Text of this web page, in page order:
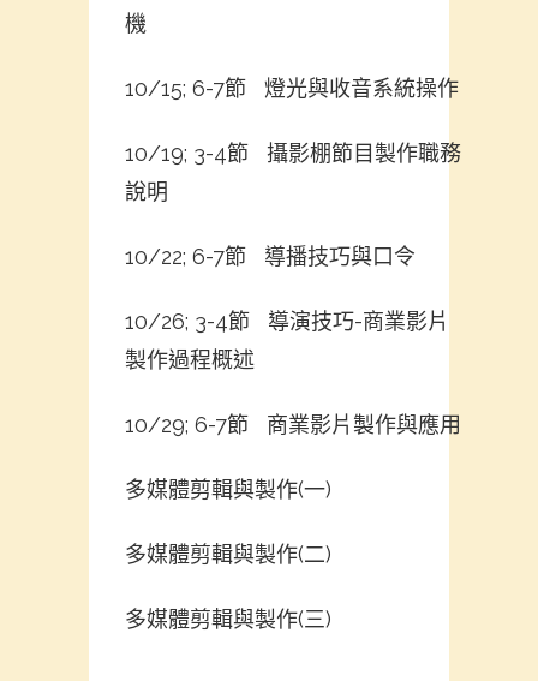
機
10/15; 6-7節 燈光與收音系統操作
10/19; 3-4節 攝影棚節目製作職務
說明
10/22; 6-7節 導播技巧與口令
10/26; 3-4節 導演技巧-商業影片
製作過程概述
10/29; 6-7節 商業影片製作與應用
多媒體剪輯與製作(一)
多媒體剪輯與製作(二)
多媒體剪輯與製作(三)